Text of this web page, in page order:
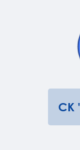
СК